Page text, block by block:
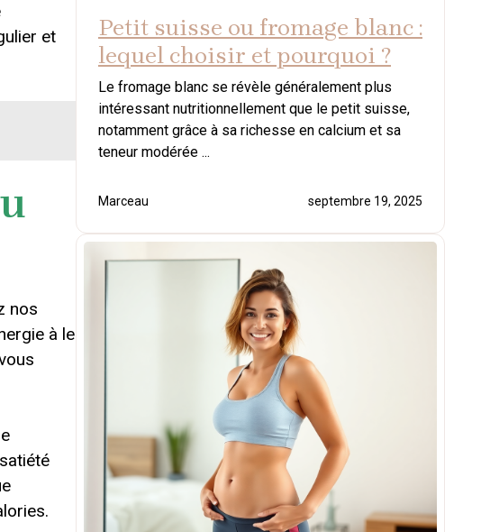
et
nos
à le
Petit suisse ou fromage blanc :
lequel choisir et pourquoi ?
Le fromage blanc se révèle généralement plus
intéressant nutritionnellement que le petit suisse,
notamment grâce à sa richesse en calcium et sa
teneur modérée ...
Marceau septembre 19, 2025